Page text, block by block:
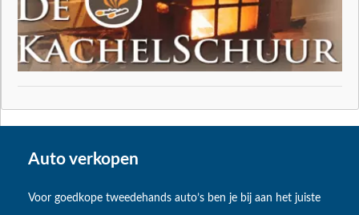
Auto verkopen
Voor goedkope tweedehands auto’s ben je bij aan het juiste